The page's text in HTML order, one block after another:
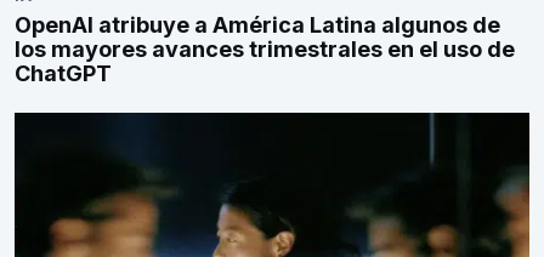
OpenAI atribuye a América Latina algunos de
los mayores avances trimestrales en el uso de
ChatGPT